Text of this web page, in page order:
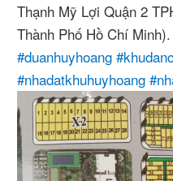
Thạnh Mỹ Lợi Quận 2
Thành Phố Hồ Chí Minh).
#duanhuyhoang
#nhadatkhuhuyhoang